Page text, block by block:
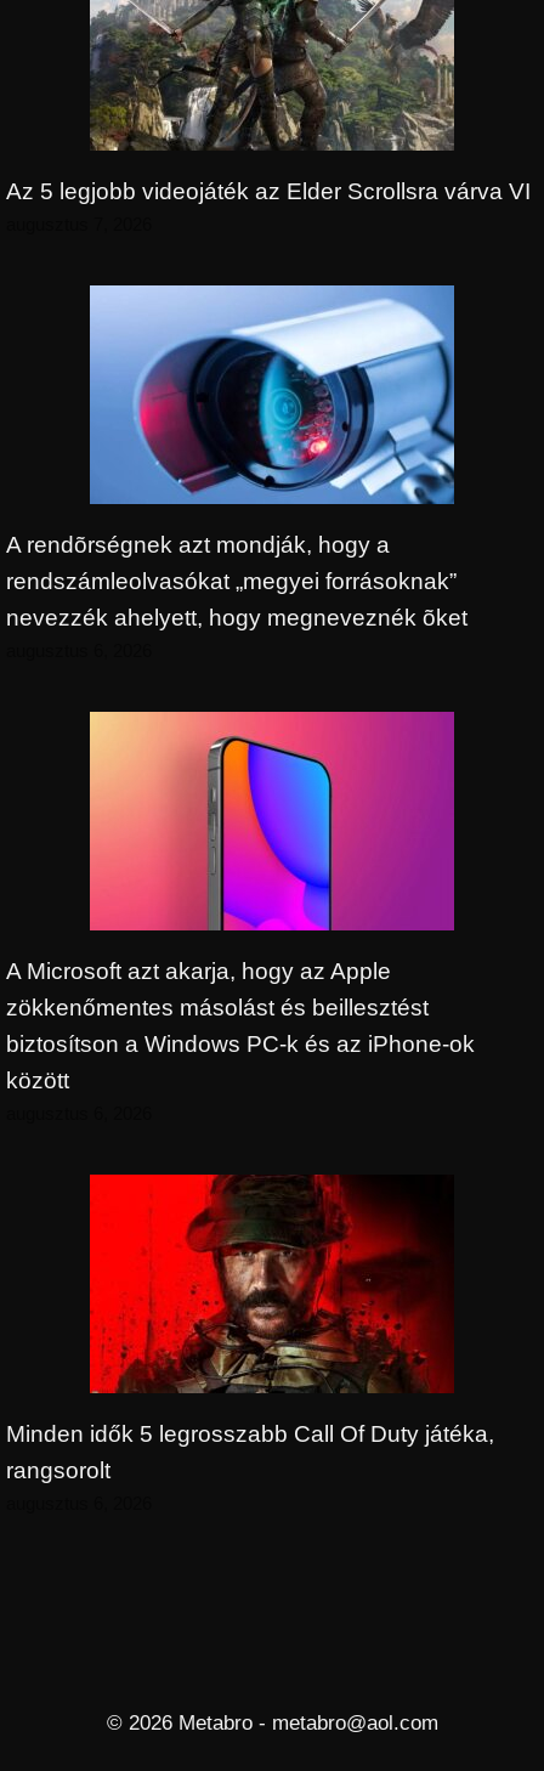
Az 5 legjobb videojáték az Elder Scrollsra várva VI
A rendõrségnek azt mondják, hogy a
rendszámleolvasókat „megyei forrásoknak”
nevezzék ahelyett, hogy megneveznék õket
A Microsoft azt akarja, hogy az Apple
zökkenőmentes másolást és beillesztést
biztosítson a Windows PC-k és az iPhone-ok
között
Minden idők 5 legrosszabb Call Of Duty játéka,
rangsorolt
© 2026 Metabro - metabro@aol.com